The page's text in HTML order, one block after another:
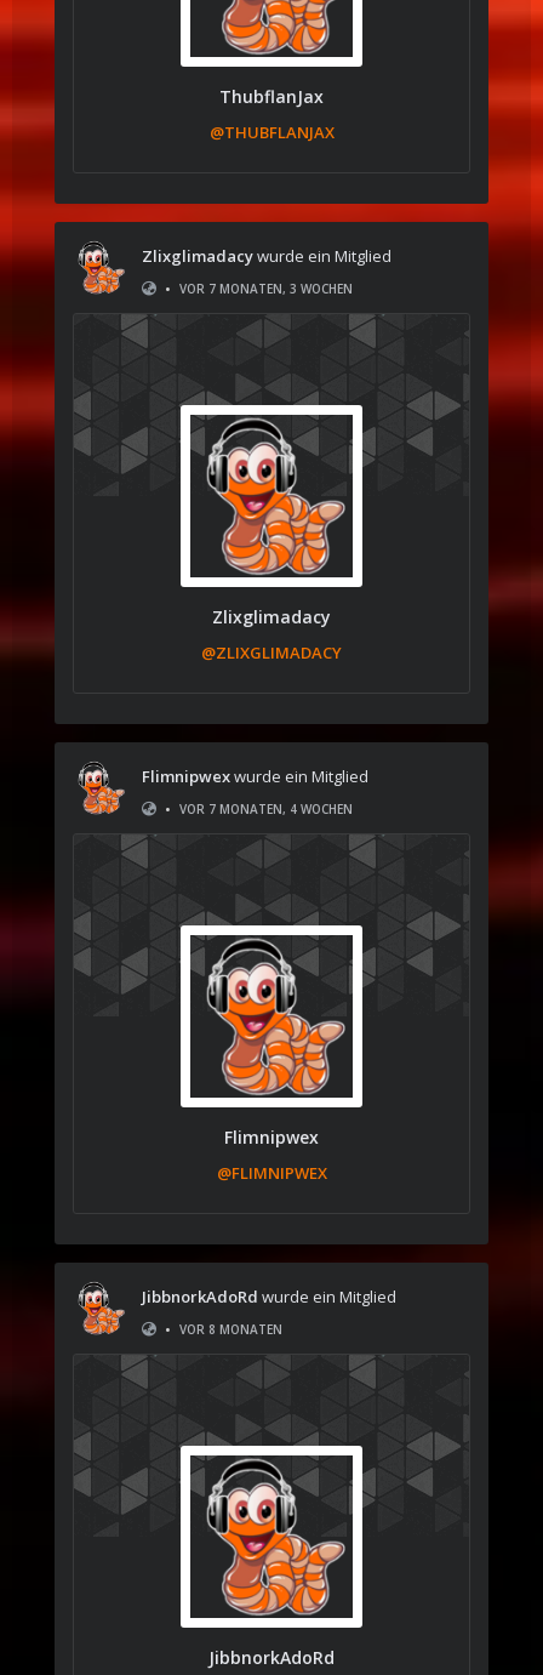
ThubflanJax
@THUBFLANJAX
Zlixglimadacywurde ein Mitglied
• VOR 7 MONATEN, 3 WOCHEN
Zlixglimadacy
@ZLIXGLIMADACY
Flimnipwexwurde ein Mitglied
• VOR 7 MONATEN, 4 WOCHEN
Flimnipwex
@FLIMNIPWEX
JibbnorkAdoRd wurde ein Mitglied
• VOR 8 MONATEN
JibbnorkAdoRd